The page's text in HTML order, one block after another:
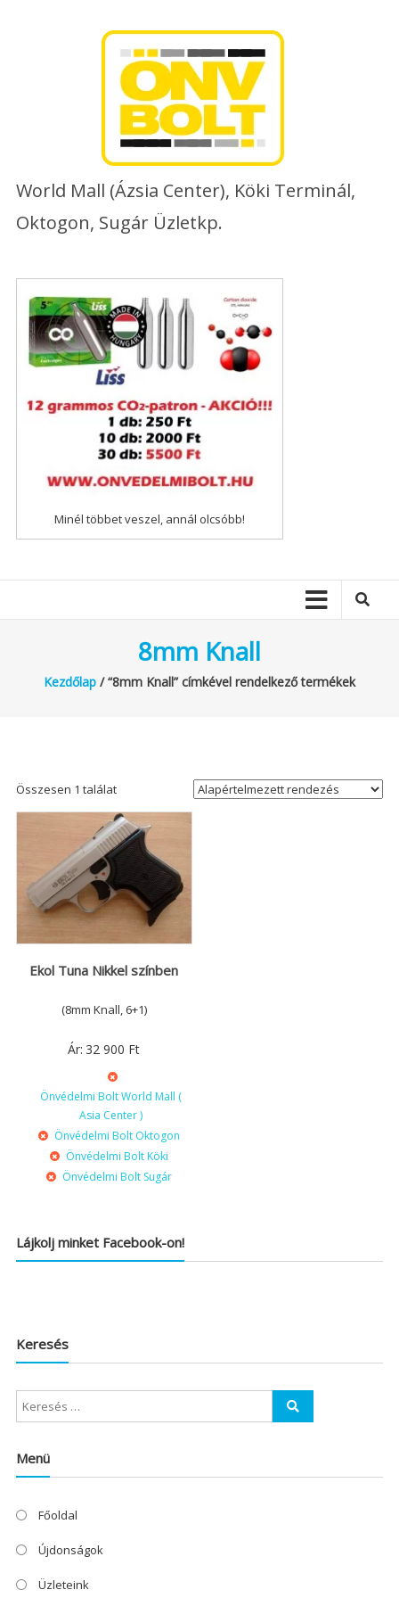
World Mall (Ázsia Center), Köki Terminál,
Oktogon, Sugár Üzletkp.
Minél többet veszel, annál olcsóbb!
8mm Knall
Kezdőlap/ “8mm Knall” címkével rendelkező termékek
Összesen 1 találat
Ekol Tuna Nikkel színben
(8mm Knall, 6+1)
Ár: 32 900 Ft
Önvédelmi Bolt World Mall (
Asia Center )
Önvédelmi Bolt Oktogon
Önvédelmi Bolt Köki
Önvédelmi Bolt Sugár
Lájkolj minket Facebook-on!
Keresés
Menü
Főoldal
Újdonságok
Üzleteink